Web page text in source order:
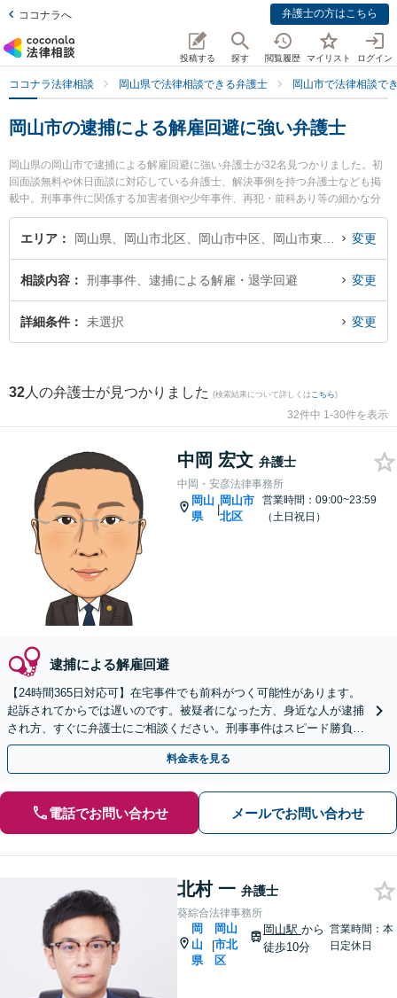
ココナラへ 弁護士の方はこちら
投稿する 探す 閲覧履歴 マイリスト ログイン
ココナラ法律相談 岡山県で法律相談できる弁護士 岡山市で法律相談で
岡山市の逮捕による解雇回避に強い弁護士
岡山県の岡山市で逮捕による解雇回避に強い弁護士が32名見つかりました。初
回面談無料や休日面談に対応している弁護士、解決事例を持つ弁護士なども掲
載中。刑事事件に関係する加害者側や少年事件、再犯・前科あり等の細かな分
野での絞り込み検索もでき便利です。特に中岡・安彦法律事務所の中岡 宏文弁
護士や葵綜合法律事務所の北村 一弁護士、ベリーベスト法律事務所 岡山オフィ
今すぐに弁護士に相談したい』『逮捕による解雇回避のトラブル解決の実績豊
富な近くの弁護士を検索したい』『初回相談無料で逮捕による解雇回避を法律
相談できる岡山市内の弁護士に相談予約したい』などでお困りの相談者さんに
エリア 変更
相談内容 刑事事件、逮捕による解雇・退学回避 変更
詳細条件 未選択 変更
32 人の弁護士が見つかりました (検索結果について詳しくは こちら)
32件中 1-30件を表示
中岡 宏文 弁護士
中岡・安彦法律事務所
岡山
県
|
岡山市
北区
営業時間：09:00~23:59
（土日祝日）
逮捕による解雇回避
【24時間365日対応可】在宅事件でも前科がつく可能性があります。
起訴されてからでは遅いのです。被疑者になった方、身近な人が逮捕
され方、すぐに弁護士にご相談ください。刑事事件はスピード勝負、
初回の接見は即時駆けつけます。
料金表を見る
電話でお問い合わせ メールでお問い合わせ
北村 一 弁護士
葵綜合法律事務所
岡
山
県
|
岡山
市北
区
岡山駅 から
徒歩10分
営業時間：本
日定休日